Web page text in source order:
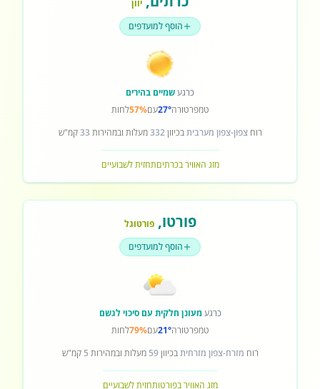
יוון
הוסף למועדפים
כרגעשמיים בהירים
טמפרטורה27°עם57%לחות
רוחצפון-צפון מערביתבכיוון332מעלות ובמהירות 33קמ"ש
מזג האוויר בכרתיםתחזית לשבועיים
פורטו,פורטוגל
הוסף למועדפים
כרגעמעונן חלקית עם סיכוי לגשם
טמפרטורה21°עם79%לחות
רוח מזרח-צפון מזרחיתבכיוון59 מעלות ובמהירות 5 קמ"ש
מזג האוויר בפורטותחזית לשבועיים